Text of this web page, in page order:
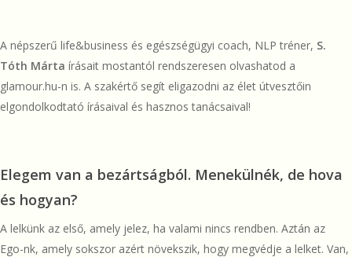
A népszerű life&business és egészségügyi coach, NLP tréner, S.
Tóth Márta írásait mostantól rendszeresen olvashatod a
glamour.hu-n is. A szakértő segít eligazodni az élet útvesztőin
elgondolkodtató írásaival és hasznos tanácsaival!
Elegem van a bezártságból. Menekülnék, de hova
és hogyan?
A lelkünk az első, amely jelez, ha valami nincs rendben. Aztán az
Ego-nk, amely sokszor azért növekszik, hogy megvédje a lelket. Van,